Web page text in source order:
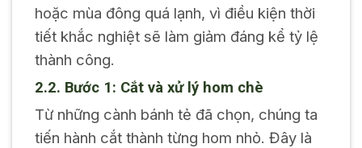
hoặc mùa đông quá lạnh, vì điều kiện thời
tiết khắc nghiệt sẽ làm giảm đáng kể tỷ lệ
thành công.
2.2. Bước 1: Cắt và xử lý hom chè
Từ những cành bánh tẻ đã chọn, chúng ta
tiến hành cắt thành từng hom nhỏ. Đây là